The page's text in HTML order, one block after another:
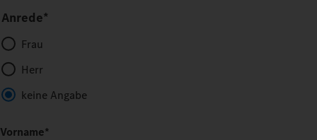
Anrede*
Frau
Herr
keine Angabe
Vorname*